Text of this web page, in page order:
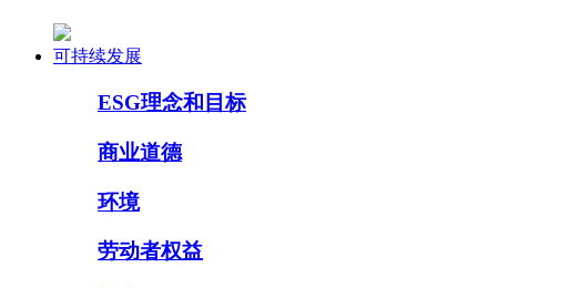
可持续发展
ESG理念和目标
商业道德
环境
劳动者权益